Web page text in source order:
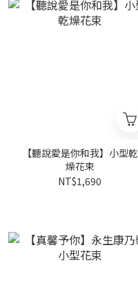
【聽說愛是你和我】小型乾
燥花束
NT$1,690